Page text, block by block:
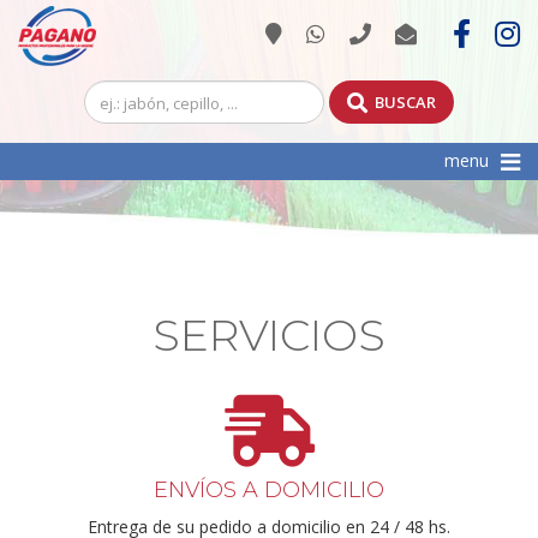
BUSCAR
Toggle
navigation
menu
SERVICIOS
ENVÍOS A DOMICILIO
Entrega de su pedido a domicilio en 24 / 48 hs.